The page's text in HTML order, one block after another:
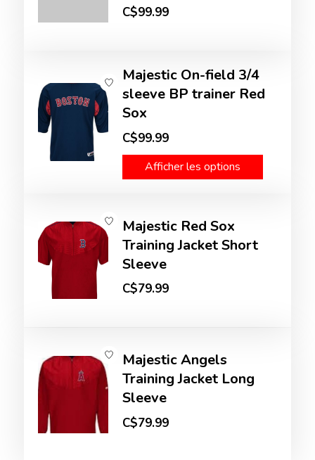
C$99.99
Majestic On-field 3/4
sleeve BP trainer Red
Sox
C$99.99
Afficher les options
Majestic Red Sox
Training Jacket Short
Sleeve
C$79.99
Majestic Angels
Training Jacket Long
Sleeve
C$79.99